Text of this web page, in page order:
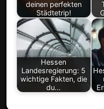
deinen perfekten
Städtetrip!
Hessen
Landesregierung: 5
wichtige Fakten, die
du…